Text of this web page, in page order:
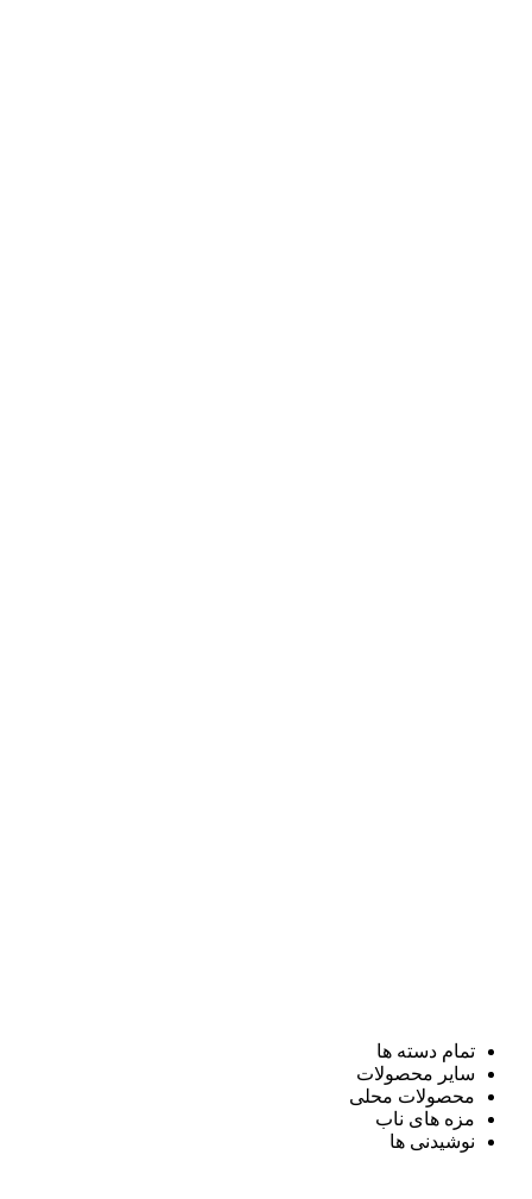
تمام دسته ها
سایر محصولات
محصولات محلی
مزه های ناب
نوشیدنی ها